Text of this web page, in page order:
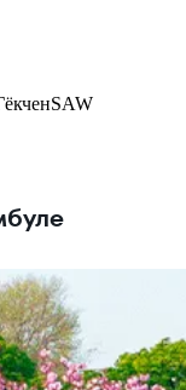
SAW